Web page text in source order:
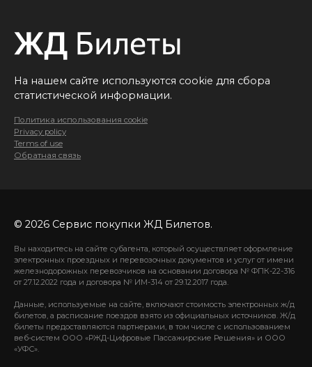
На нашем сайте используются cookie для сбора
статистической информации.
Политика использования cookie
Privacy policy
Terms of use
Обратная связь
© 2026 Сервис покупки ЖД Билетов.
Вы находитесь на сайте субагента, который осуществляет оформление
электронных проездных и перевозочных документов и услуг от имени
железнодорожных перевозчиков на основании договора № ФПК-22-316
от 27.12.2022 года и договора № ИМ-314 от 29.12.2017 года.
Данные, используемые на сайте, включают стоимость электронных ж/д
билетов, а расписание поездов взято из официальных источников. Ж/д
билеты предоставляются партнерами, в том числе с использованием
веб-систем ООО «РЖД-Цифровые Пассажирские Решения» и ООО
«УФС».